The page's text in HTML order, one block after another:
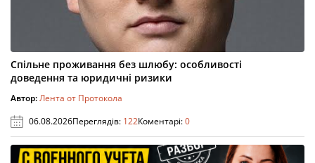
Спільне проживання без шлюбу: особливості
доведення та юридичні ризики
Автор:Лента от Протокола
06.08.2026Переглядів: 122Коментарі:0